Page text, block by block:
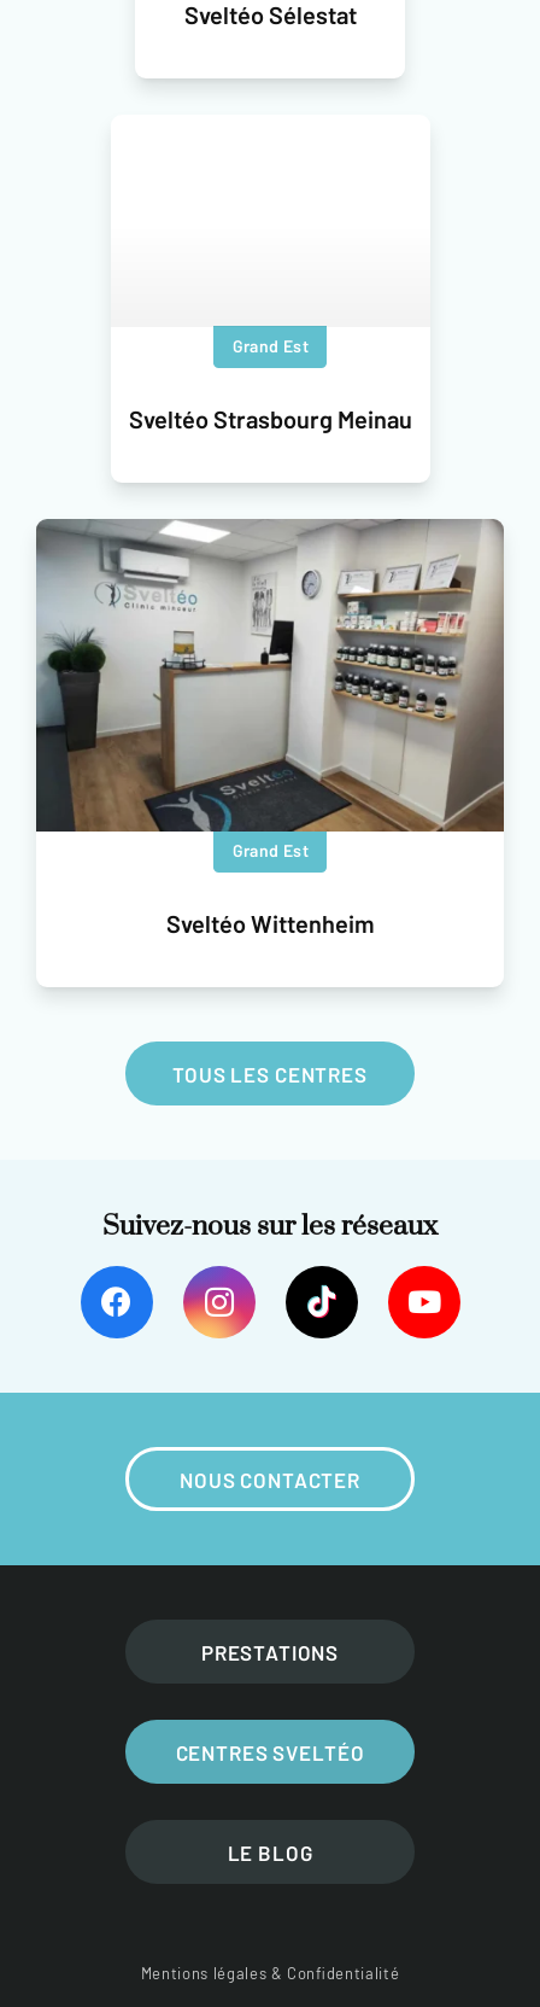
Sveltéo Sélestat
Grand Est
Sveltéo Strasbourg Meinau
Grand Est
Sveltéo Wittenheim
TOUS LES CENTRES
Suivez-nous sur les réseaux
NOUS CONTACTER
PRESTATIONS
CENTRES SVELTÉO
LE BLOG
Mentions légales & Confidentialité